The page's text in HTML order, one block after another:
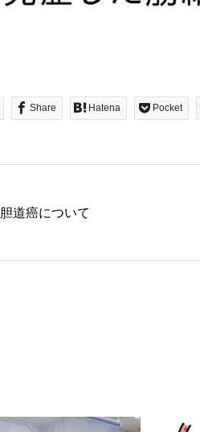
Share Hatena Pocket
胆道癌について